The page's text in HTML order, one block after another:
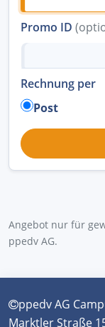
Promo ID
Rechnung per
Post
Angebot nur für
ppedv AG.
ppedv AG
Marktler Straße